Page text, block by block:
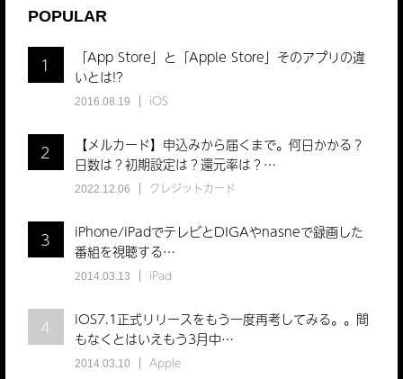
POPULAR
1
「App Store」と「Apple Store」そのアプリの違
いとは!?
2016.08.19 iOS
2
【メルカード】申込みから届くまで。何日かかる？
日数は？初期設定は？還元率は？…
2022.12.06 クレジットカード
3
iPhone/iPadでテレビとDIGAやnasneで録画した
番組を視聴する…
2014.03.13 iPad
4
iOS7.1正式リリースをもう一度再考してみる。。間
もなくとはいえもう3月中…
2014.03.10 Apple